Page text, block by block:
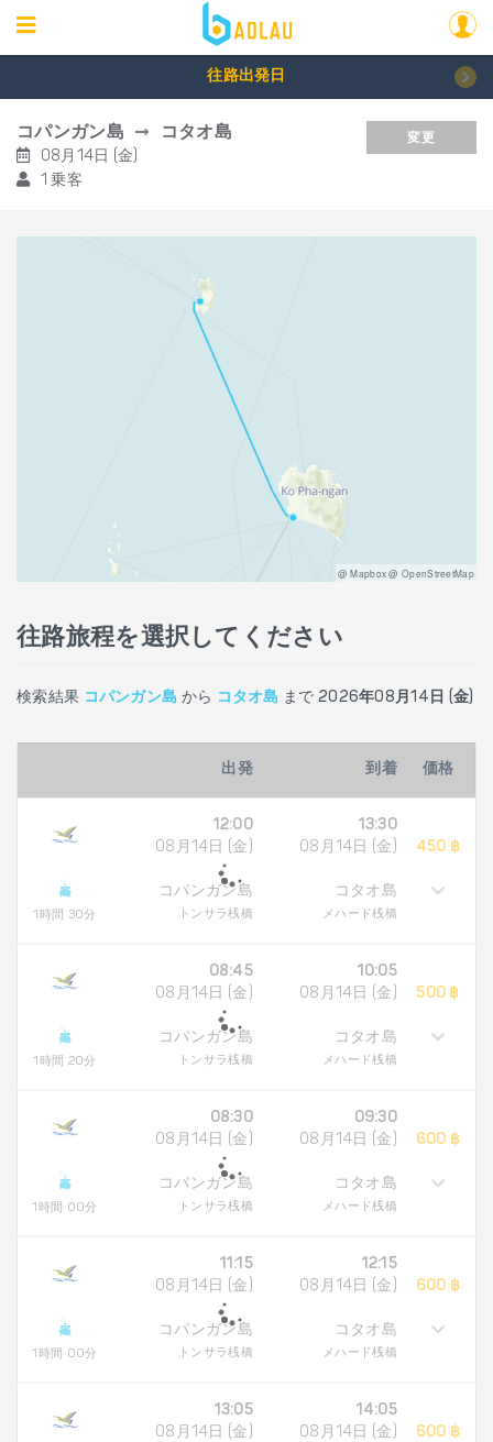
往路出発日
コパンガン島 コタオ島
08月14日 (金)
1 乗客
変更
@ Mapbox @ OpenStreetMap
往路旅程を選択してください
検索結果 コパンガン島 から コタオ島 まで 2026年08月14日 (金)
出発 到着 価格
1時間 30分
12:00
08月14日 (金)
コパンガン島
トンサラ桟橋
13:30
08月14日 (金)
コタオ島
メハード桟橋
450 ฿
1時間 20分
08:45
08月14日 (金)
コパンガン島
トンサラ桟橋
10:05
08月14日 (金)
コタオ島
メハード桟橋
500 ฿
1時間 00分
08:30
08月14日 (金)
コパンガン島
トンサラ桟橋
09:30
08月14日 (金)
コタオ島
メハード桟橋
600 ฿
1時間 00分
11:15
08月14日 (金)
コパンガン島
トンサラ桟橋
12:15
08月14日 (金)
コタオ島
メハード桟橋
600 ฿
13:05
08月14日 (金)
14:05
08月14日 (金)
600 ฿